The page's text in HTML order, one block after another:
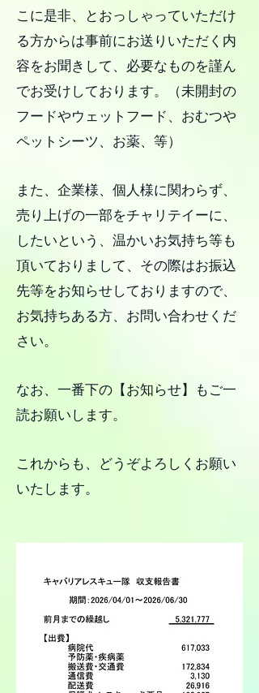
こに是非、とおっしゃっていただけ
る方からは事前にお送りいただく内
容をお聞きして、必要なものを謹ん
でお受けしております。（未開封の
フードやウェットフード、おむつや
ペットシーツ、お薬、等）
また、企業様、個人様に関わらず、
売り上げの一部をチャリテイーに、
したいという、温かいお気持ち等も
頂いておりまして、その際はお振込
先等をお知らせしておりますので、
お気持ちある方、お問い合わせくだ
さい。
なお、一番下の【お知らせ】もご一
読お願いします。
これからも、どうぞよろしくお願い
いたします。